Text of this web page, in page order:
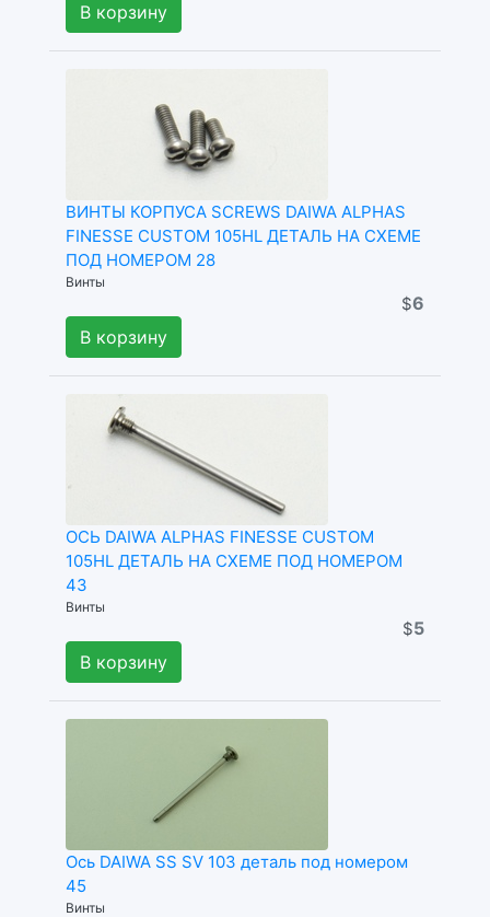
В корзину
ВИНТЫ КОРПУСА SCREWS DAIWA ALPHAS
FINESSE CUSTOM 105HL ДЕТАЛЬ НА СХЕМЕ
ПОД НОМЕРОМ 28
Винты
$6
В корзину
ОСЬ DAIWA ALPHAS FINESSE CUSTOM
105HL ДЕТАЛЬ НА СХЕМЕ ПОД НОМЕРОМ
43
Винты
$5
В корзину
Ось DAIWA SS SV 103 деталь под номером
45
Винты